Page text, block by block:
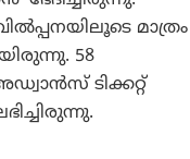
മാത്രം
58
ടിക്കറ്റ്